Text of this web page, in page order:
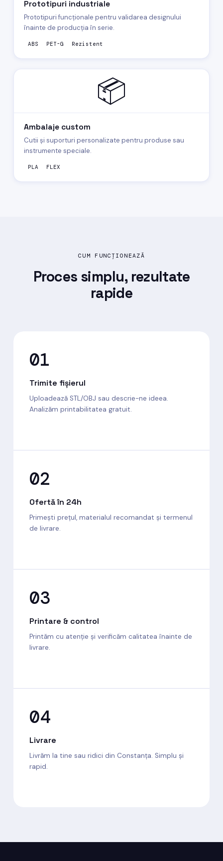
Prototipuri industriale
Prototipuri funcționale pentru validarea designului
înainte de producția în serie.
ABS PET-G Rezistent
📦
Ambalaje custom
Cutii și suporturi personalizate pentru produse sau
instrumente speciale.
PLA FLEX
CUM FUNCȚIONEAZĂ
Proces simplu, rezultate
rapide
01
Trimite fișierul
Uploadează STL/OBJ sau descrie-ne ideea.
Analizăm printabilitatea gratuit.
02
Ofertă în 24h
Primești prețul, materialul recomandat și termenul
de livrare.
03
Printare & control
Printăm cu atenție și verificăm calitatea înainte de
livrare.
04
Livrare
Livrăm la tine sau ridici din Constanța. Simplu și
rapid.